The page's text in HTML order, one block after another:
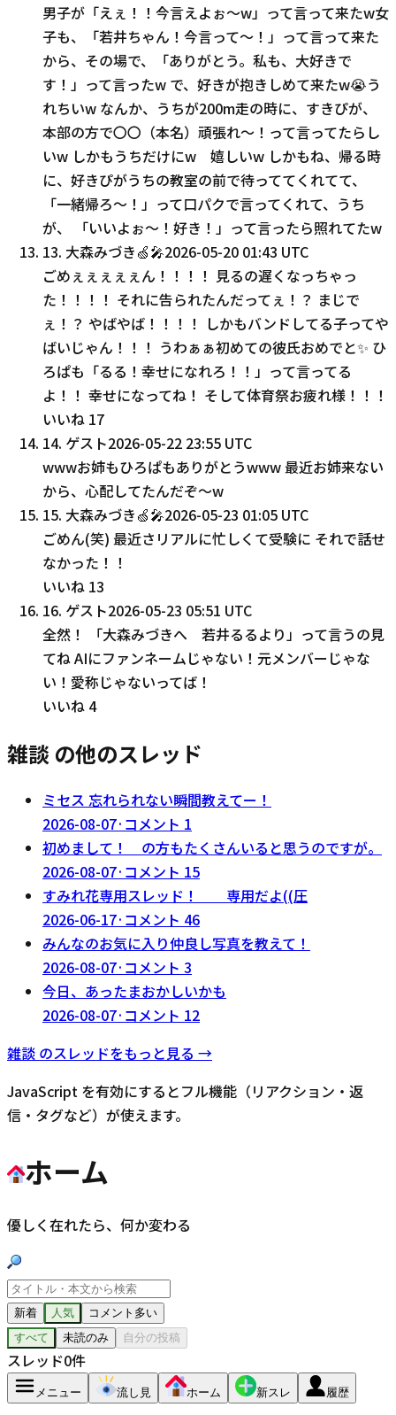
男子が「えぇ！！今言えよぉ〜w」って言って来たw女
子も、「若井ちゃん！今言って〜！」って言って来た
から、その場で、「ありがとう。私も、大好きで
す！」って言ったw で、好きが抱きしめて来たw😭う
れちいw なんか、うちが200m走の時に、すきぴが、
本部の方で〇〇（本名）頑張れ〜！って言ってたらし
いw しかもうちだけにw 嬉しいw しかもね、帰る時
に、好きぴがうちの教室の前で待っててくれてて、
「一緒帰ろ〜！」って口パクで言ってくれて、うち
が、 「いいよぉ〜！好き！」って言ったら照れてたw
13. 大森みづき🍏🎤2026-05-20 01:43 UTC
ごめぇぇぇぇぇん！！！！ 見るの遅くなっちゃっ
た！！！！ それに告られたんだってぇ！？ まじで
ぇ！？ やばやば！！！！ しかもバンドしてる子ってや
ばいじゃん！！！ うわぁぁ初めての彼氏おめでと✨ ひ
ろぱも「るる！幸せになれろ！！」って言ってる
よ！！ 幸せになってね！ そして体育祭お疲れ様！！！
いいね 17
14. ゲスト2026-05-22 23:55 UTC
wwwお姉もひろぱもありがとうwww 最近お姉来ない
から、心配してたんだぞ〜w
15. 大森みづき🍏🎤2026-05-23 01:05 UTC
ごめん(笑) 最近さリアルに忙しくて受験に それで話せ
なかった！！
いいね 13
16. ゲスト2026-05-23 05:51 UTC
全然！ 「大森みづきへ 若井るるより」って言うの見
てね AIにファンネームじゃない！元メンバーじゃな
い！愛称じゃないってば！
いいね 4
雑談 の他のスレッド
ミセス 忘れられない瞬間教えてー！
2026-08-07· コメント 1
初めまして！ の方もたくさんいると思うのですが。
2026-08-07· コメント 15
すみれ花専用スレッド！ 専用だよ((圧
2026-06-17· コメント 46
みんなのお気に入り仲良し写真を教えて！
2026-08-07· コメント 3
今日、あったまおかしいかも
2026-08-07· コメント 12
雑談 のスレッドをもっと見る →
JavaScript を有効にするとフル機能（リアクション・返
信・タグなど）が使えます。
ホーム
優しく在れたら、何か変わる
新着 人気
コメント多い
すべて
未読のみ 自分の投稿
スレッド0件
メニュー 流し見 ホーム 新スレ 履歴